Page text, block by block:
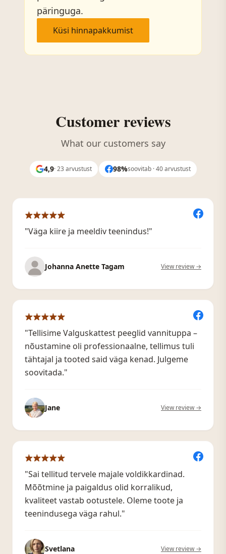
päringuga.
Küsi hinnapakkumist
Customer reviews
What our customers say
4,9· 23 arvustust 98%soovitab · 40 arvustust
"Väga kiire ja meeldiv teenindus!"
Johanna Anette Tagam View review →
"Tellisime Valguskattest peeglid vannituppa –
nõustamine oli professionaalne, tellimus tuli
tähtajal ja tooted said väga kenad. Julgeme
soovitada."
Jane View review →
"Sai tellitud tervele majale voldikkardinad.
Mõõtmine ja paigaldus olid korralikud,
kvaliteet vastab ootustele. Oleme toote ja
teenindusega väga rahul."
Svetlana View review →